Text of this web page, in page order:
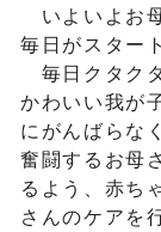
いよいよお
毎日がスター
毎日クタク
かわいい我が
にがんばらな
奮闘するお母
るよう、赤ち
さんのケアを